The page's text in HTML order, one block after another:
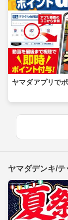
ヤマダアプリで
ヤマダデンキ/